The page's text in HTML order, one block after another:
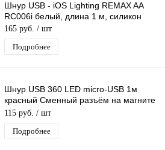
Шнур USB - iOS Lighting REMAX AA
RC006i белый, длина 1 м, силикон
165 руб. / шт
Подробнее
Шнур USB 360 LED micro-USB 1м
красный Сменный разъём на магните
360 градусов светящийся Бегущие
Огни
115 руб. / шт
Подробнее